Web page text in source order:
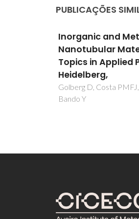
PUBLICAÇÕES
Inorganic and
Nanotubular
Topics in Applied
Heidelberg,
Golberg D, Costa
Bando Y